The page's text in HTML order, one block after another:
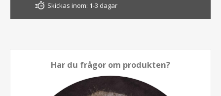
Skickas inom: 1-3 dagar
Har du frågor om produkten?